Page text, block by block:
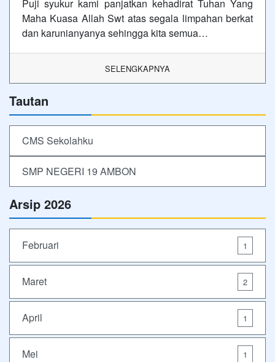
Puji syukur kami panjatkan kehadirat Tuhan Yang
Maha Kuasa Allah Swt atas segala limpahan berkat
dan karunianyanya sehingga kita semua…
SELENGKAPNYA
Tautan
CMS Sekolahku
SMP NEGERI 19 AMBON
Arsip 2026
Februari 1
Maret 2
April 1
Mei 1